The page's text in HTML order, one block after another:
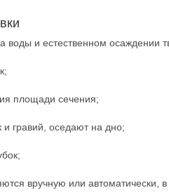
воды и естественном осаждении
площади сечения;
и гравий, оседают на дно;
вручную или автоматически, в